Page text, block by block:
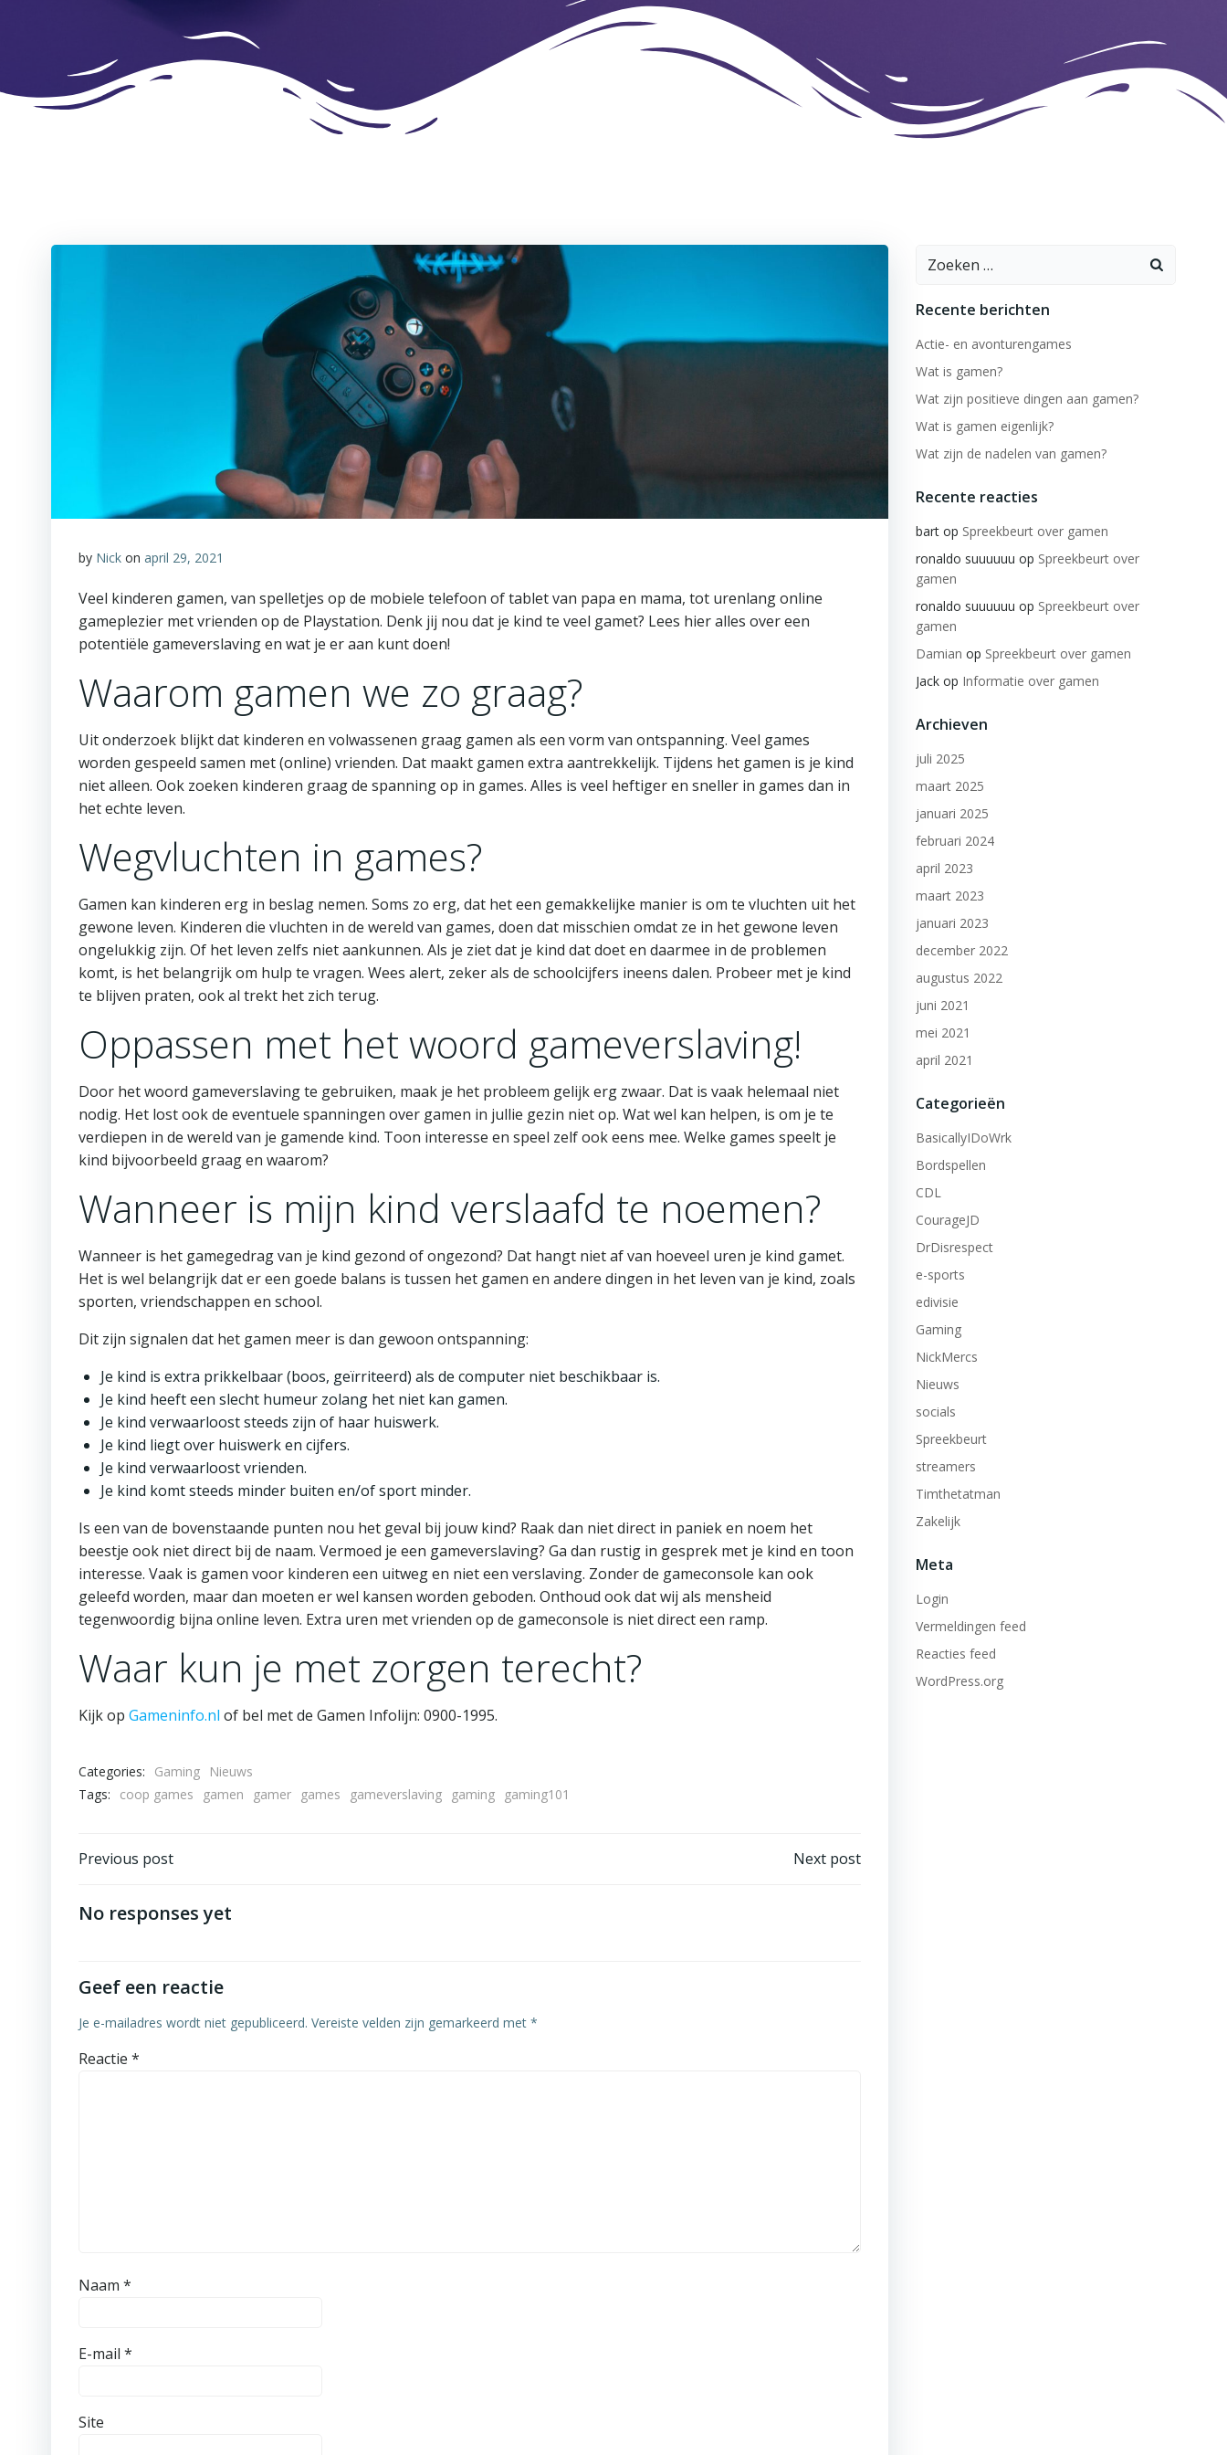
by Nick on april 29, 2021
Veel kinderen gamen, van spelletjes op de mobiele telefoon of tablet van papa en mama, tot urenlang online
gameplezier met vrienden op de Playstation. Denk jij nou dat je kind te veel gamet? Lees hier alles over een
potentiële gameverslaving en wat je er aan kunt doen!
Waarom gamen we zo graag?
Uit onderzoek blijkt dat kinderen en volwassenen graag gamen als een vorm van ontspanning. Veel games
worden gespeeld samen met (online) vrienden. Dat maakt gamen extra aantrekkelijk. Tijdens het gamen is je kind
niet alleen. Ook zoeken kinderen graag de spanning op in games. Alles is veel heftiger en sneller in games dan in
het echte leven.
Wegvluchten in games?
Gamen kan kinderen erg in beslag nemen. Soms zo erg, dat het een gemakkelijke manier is om te vluchten uit het
gewone leven. Kinderen die vluchten in de wereld van games, doen dat misschien omdat ze in het gewone leven
ongelukkig zijn. Of het leven zelfs niet aankunnen. Als je ziet dat je kind dat doet en daarmee in de problemen
komt, is het belangrijk om hulp te vragen. Wees alert, zeker als de schoolcijfers ineens dalen. Probeer met je kind
te blijven praten, ook al trekt het zich terug.
Oppassen met het woord gameverslaving!
Door het woord gameverslaving te gebruiken, maak je het probleem gelijk erg zwaar. Dat is vaak helemaal niet
nodig. Het lost ook de eventuele spanningen over gamen in jullie gezin niet op. Wat wel kan helpen, is om je te
verdiepen in de wereld van je gamende kind. Toon interesse en speel zelf ook eens mee. Welke games speelt je
kind bijvoorbeeld graag en waarom?
Wanneer is mijn kind verslaafd te noemen?
Wanneer is het gamegedrag van je kind gezond of ongezond? Dat hangt niet af van hoeveel uren je kind gamet.
Het is wel belangrijk dat er een goede balans is tussen het gamen en andere dingen in het leven van je kind, zoals
sporten, vriendschappen en school.
Dit zijn signalen dat het gamen meer is dan gewoon ontspanning:
Je kind is extra prikkelbaar (boos, geïrriteerd) als de computer niet beschikbaar is.
Je kind heeft een slecht humeur zolang het niet kan gamen.
Je kind verwaarloost steeds zijn of haar huiswerk.
Je kind liegt over huiswerk en cijfers.
Je kind verwaarloost vrienden.
Je kind komt steeds minder buiten en/of sport minder.
Is een van de bovenstaande punten nou het geval bij jouw kind? Raak dan niet direct in paniek en noem het
beestje ook niet direct bij de naam. Vermoed je een gameverslaving? Ga dan rustig in gesprek met je kind en toon
interesse. Vaak is gamen voor kinderen een uitweg en niet een verslaving. Zonder de gameconsole kan ook
geleefd worden, maar dan moeten er wel kansen worden geboden. Onthoud ook dat wij als mensheid
tegenwoordig bijna online leven. Extra uren met vrienden op de gameconsole is niet direct een ramp.
Waar kun je met zorgen terecht?
Kijk op Gameninfo.nl of bel met de Gamen Infolijn: 0900-1995.
Categories: Gaming
Nieuws
Tags:
coop games gamen gamer games gameverslaving gaming gaming101
Bericht
navigatie
Previous post Next post
No responses yet
Geef een reactie
Je e-mailadres wordt niet gepubliceerd. Vereiste velden zijn gemarkeerd met *
Reactie *
Naam *
E-mail *
Site
Zoeken
Recente berichten
Actie- en avonturengames
Wat is gamen?
Wat zijn positieve dingen aan gamen?
Wat is gamen eigenlijk?
Wat zijn de nadelen van gamen?
Recente reacties
bartop Spreekbeurt over gamen
ronaldo suuuuuu op Spreekbeurt over
gamen
ronaldo suuuuuu op Spreekbeurt over
gamen
Damian op Spreekbeurt over gamen
Jackop Informatie over gamen
Archieven
juli 2025
maart 2025
januari 2025
februari 2024
april 2023
maart 2023
januari 2023
december 2022
augustus 2022
juni 2021
mei 2021
april 2021
Categorieën
BasicallyIDoWrk
Bordspellen
CDL
CourageJD
DrDisrespect
e-sports
edivisie
Gaming
NickMercs
Nieuws
socials
Spreekbeurt
streamers
Timthetatman
Zakelijk
Meta
Login
Vermeldingen feed
Reacties feed
WordPress.org